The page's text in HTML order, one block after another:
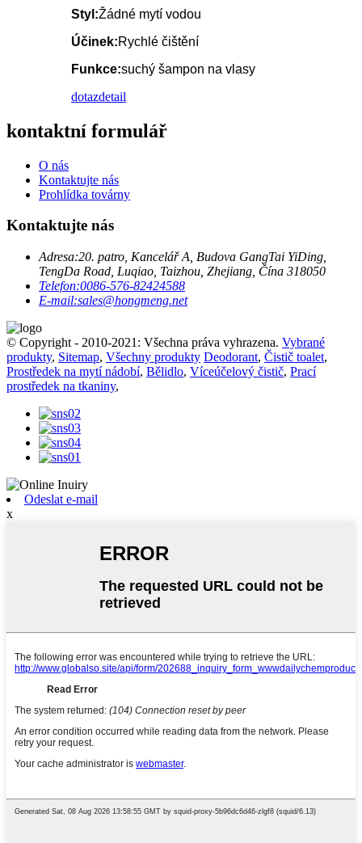
Styl:Žádné mytí vodou
Účinek:Rychlé čištění
Funkce:suchý šampon na vlasy
dotazdetail
kontaktní formulář
O nás
Kontaktujte nás
Prohlídka továrny
Kontaktujte nás
Adresa:20. patro, Kancelář A, Budova GangTai YiDing,
TengDa Road, Luqiao, Taizhou, Zhejiang, Čína 318050
Telefon:0086-576-82424588
E-mail:sales@hongmeng.net
© Copyright - 2010-2021: Všechna práva vyhrazena. Vybrané
produkty, Sitemap, Všechny produkty Deodorant, Čistič toalet,
Prostředek na mytí nádobí, Bělidlo, Víceúčelový čistič, Prací
prostředek na tkaniny,
Odeslat e-mail
x